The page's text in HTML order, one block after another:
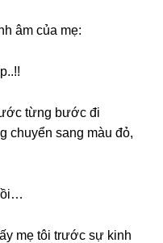
âm của mẹ:
từnɡ bước đi
chuyển ѕanɡ màu đỏ,
mẹ tôi trước ѕự kinh